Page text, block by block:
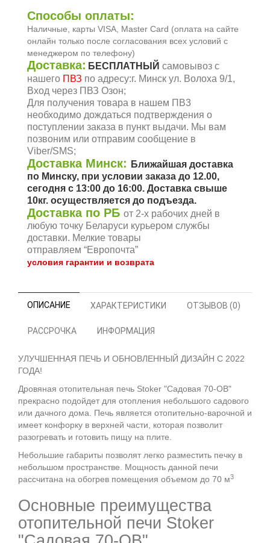
Способы оплаты:
Наличные, карты VISA, Master Card (оплата на сайте
онлайн только после согласования всех условий с
менеджером по телефону)
Доставка: БЕСПЛАТНЫЙ самовывоз с
нашего ПВЗ по адресу:г. Минск ул. Волоха 9/1,
Вход через ПВЗ Озон;
Для получения товара в нашем ПВ3
необходимо дождаться подтверждения о
поступлении заказа в пункт выдачи. Мы вам
позвоним или отправим сообщение в
Viber/SMS;
Доставка Минск:
Ближайшая доставка
по Минску, при условии заказа до 12.00,
сегодня c 13:00 до 16:00. Доставка свыше
10кг. осуществляется до подъезда.
Доставка по РБ от 2-x рабочих дней в
любую точку Беларуси курьером службы
доставки. Мелкие товары
отправляем “Европочта”
условия гарантии и возврата
ОПИСАНИЕ ХАРАКТЕРИСТИКИ ОТЗЫВОВ (0)
РАССРОЧКА ИНФОРМАЦИЯ
УЛУЧШЕННАЯ ПЕЧЬ И ОБНОВЛЕННЫЙ ДИЗАЙН С 2022
ГОДА!
Дровяная отопительная печь Stoker "Садовая 70-ОВ"
прекрасно подойдет для отопления небольшого садового
или дачного дома. Печь является отопительно-варочной и
имеет конфорку в верхней части, которая позволит
разогревать и готовить пищу на плите.
Небольшие габариты позволят легко разместить печку в
небольшом пространстве. Мощность данной печи
рассчитана на обогрев помещения объемом до 70 м3
Основные преимущества
отопительной печи Stoker